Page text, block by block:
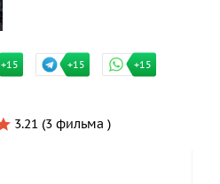
+15 +15 +15
3.21 (3 фильма )